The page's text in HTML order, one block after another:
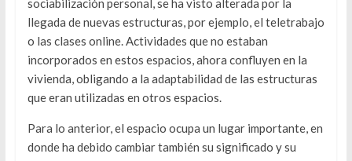
sociabilización personal, se ha visto alterada por la
llegada de nuevas estructuras, por ejemplo, el teletrabajo
o las clases online. Actividades que no estaban
incorporados en estos espacios, ahora confluyen en la
vivienda, obligando a la adaptabilidad de las estructuras
que eran utilizadas en otros espacios.
Para lo anterior, el espacio ocupa un lugar importante, en
donde ha debido cambiar también su significado y su